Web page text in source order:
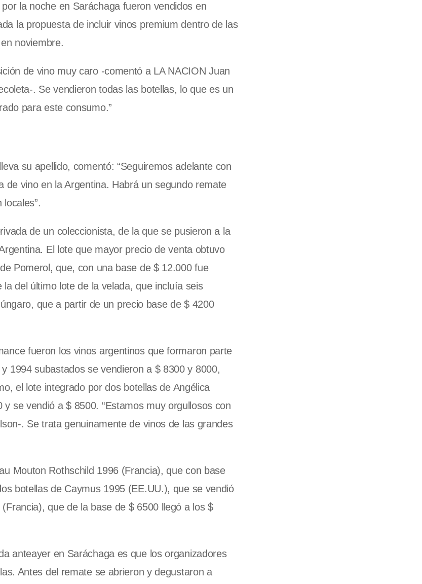
la noche en Saráchaga fueron vendidos en
la propuesta de incluir vinos premium dentro de las
noviembre.
de vino muy caro -comentó a LA NACION Juan
. Se vendieron todas las botellas, lo que es un
para este consumo.”
su apellido, comentó: “Seguiremos adelante con
vino en la Argentina. Habrá un segundo remate
de un coleccionista, de la que se pusieron a la
El lote que mayor precio de venta obtuvo
Pomerol, que, con una base de $ 12.000 fue
del último lote de la velada, que incluía seis
que a partir de un precio base de $ 4200
fueron los vinos argentinos que formaron parte
1994 subastados se vendieron a $ 8300 y 8000,
el lote integrado por dos botellas de Angélica
se vendió a $ 8500. “Estamos muy orgullosos con
. Se trata genuinamente de vinos de las grandes
Mouton Rothschild 1996 (Francia), que con base
botellas de Caymus 1995 (EE.UU.), que se vendió
que de la base de $ 6500 llegó a los $
anteayer en Saráchaga es que los organizadores
Antes del remate se abrieron y degustaron a